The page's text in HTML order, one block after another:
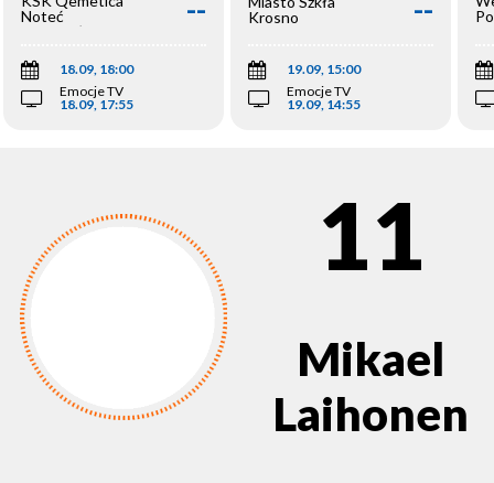
Noteć
Inowrocław
--
18.09, 18:00
Emocje TV
18.09, 17:55
Krosno
--
19.09, 15:00
Emocje TV
19.09, 14:55
11
Mikael
Laihonen